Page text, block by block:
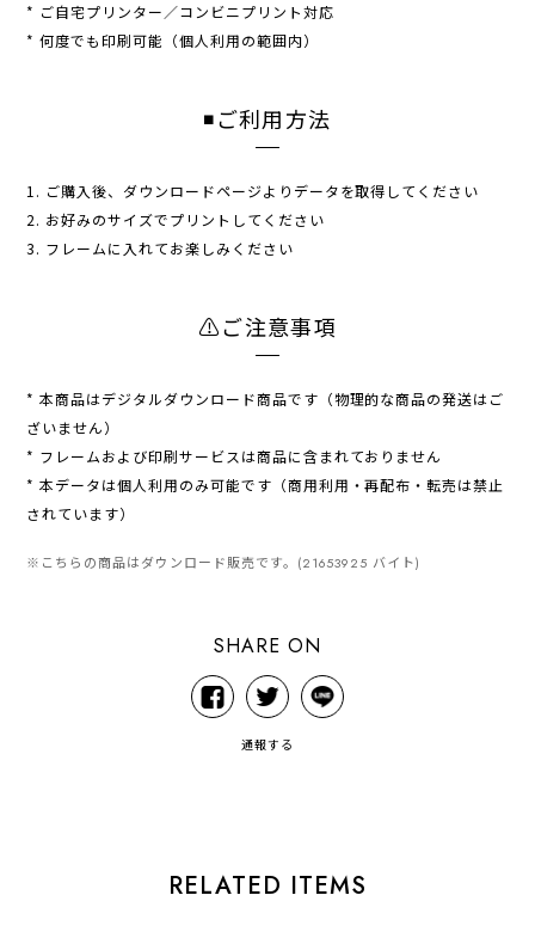
* ご自宅プリンター／コンビニプリント対応
* 何度でも印刷可能（個人利用の範囲内）
◾️ご利用方法
1. ご購入後、ダウンロードページよりデータを取得してください
2. お好みのサイズでプリントしてください
3. フレームに入れてお楽しみください
⚠︎ご注意事項
* 本商品はデジタルダウンロード商品です（物理的な商品の発送はご
ざいません）
* フレームおよび印刷サービスは商品に含まれておりません
* 本データは個人利用のみ可能です（商用利用・再配布・転売は禁止
されています）
※こちらの商品はダウンロード販売です。(21653925 バイト)
SHARE ON
通報する
RELATED ITEMS